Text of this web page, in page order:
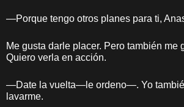
—Porque tengo otros planes para ti,
Me gusta darle placer. Pero también me
Quiero verla en acción.
—Date la vuelta—le ordeno—. Yo
lavarme.